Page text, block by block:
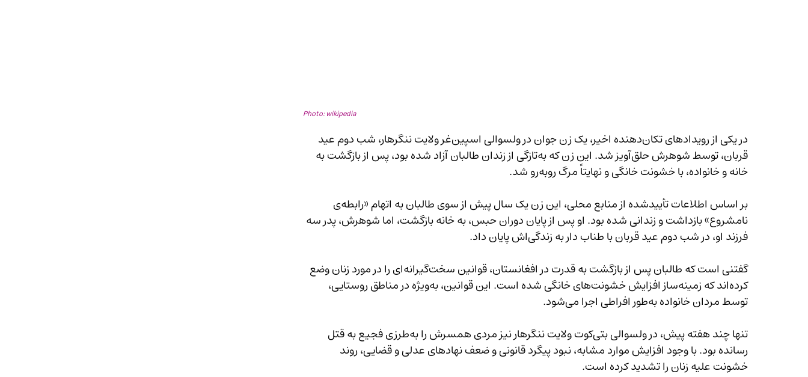
Photo: wikipedia
در یکی از رویدادهای تکان‌دهنده اخیر، یک زن جوان در ولسوالی اسپین‌غر ولایت ننگرهار، شب دوم عید
قربان، توسط شوهرش حلق‌آویز شد. این زن که به‌تازگی از زندان طالبان آزاد شده بود، پس از بازگشت به
خانه و خانواده، با خشونت خانگی و نهایتاً مرگ روبه‌رو شد.
بر اساس اطلاعات تأییدشده از منابع محلی، این زن یک سال پیش از سوی طالبان به اتهام «رابطه‌ی
نامشروع» بازداشت و زندانی شده بود. او پس از پایان دوران حبس، به خانه بازگشت، اما شوهرش، پدر سه
فرزند او، در شب دوم عید قربان با طناب دار به زندگی‌اش پایان داد.
گفتنی است که طالبان پس از بازگشت به قدرت در افغانستان، قوانین سخت‌گیرانه‌ای را در مورد زنان وضع
کرده‌اند که زمینه‌ساز افزایش خشونت‌های خانگی شده است. این قوانین، به‌ویژه در مناطق روستایی،
توسط مردان خانواده به‌طور افراطی اجرا می‌شود.
تنها چند هفته پیش، در ولسوالی بتی‌کوت ولایت ننگرهار نیز مردی همسرش را به‌طرزی فجیع به قتل
رسانده بود. با وجود افزایش موارد مشابه، نبود پیگرد قانونی و ضعف نهادهای عدلی و قضایی، روند
خشونت علیه زنان را تشدید کرده است.